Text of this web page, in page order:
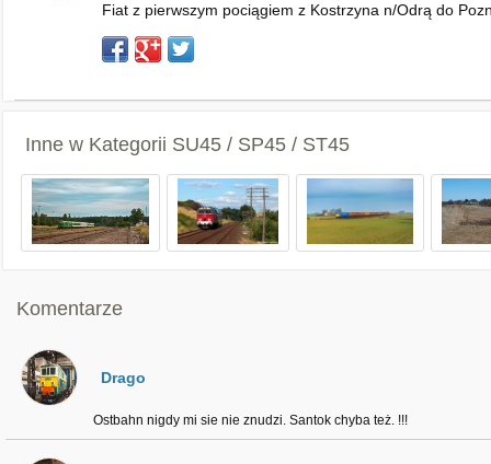
Fiat z pierwszym pociągiem z Kostrzyna n/Odrą do
Inne w Kategorii SU45 / SP45 / ST45
Komentarze
Drago
Ostbahn nigdy mi sie nie znudzi. Santok chyba też. !!!